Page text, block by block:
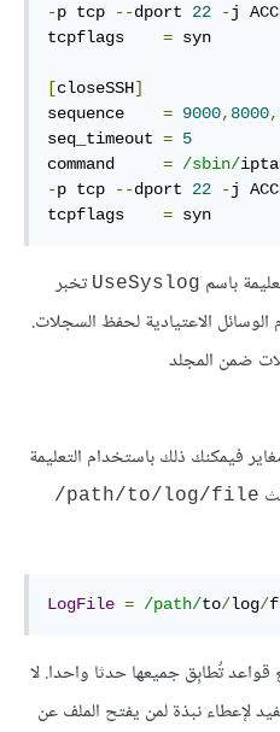
-p tcp --dport 22 -j
tcpflags = syn
[closeSSH]
sequence = 9000, 8000,
seq_timeout = 5
command = /sbin/
-p tcp --dport 22 -j
tcpflags = syn
باسم UseSyslog تخبر
الوسائل الاعتيادية لحفظ السجلات.
ضمن المجلد
فيمكنك ذلك باستخدام التعليمة
path/to/log/file/
LogFile = /path/to/log/
تُطابِق جميعها حدثا واحدا. لا
لإعطاء نبذة لمن يفتح الملف عن